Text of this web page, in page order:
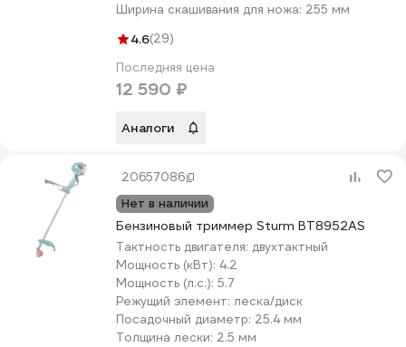
Ширина скашивания для ножа: 255 мм
4.6(29)
Последняя цена
12 590 ₽
Аналоги
20657086
Нет в наличии
Бензиновый триммер Sturm BT8952AS
Тактность двигателя: двухтактный
Мощность (кВт): 4.2
Мощность (л.с.): 5.7
Режущий элемент: леска/диск
Посадочный диаметр: 25.4 мм
Толщина лески: 2.5 мм